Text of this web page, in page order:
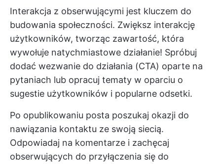
Interakcja z obserwującymi jest kluczem do
budowania społeczności. Zwiększ interakcję
użytkowników, tworząc zawartość, która
wywołuje natychmiastowe działanie! Spróbuj
dodać wezwanie do działania (CTA) oparte na
pytaniach lub opracuj tematy w oparciu o
sugestie użytkowników i popularne odsetki.
Po opublikowaniu posta poszukaj okazji do
nawiązania kontaktu ze swoją siecią.
Odpowiadaj na komentarze i zachęcaj
obserwujących do przyłączenia się do